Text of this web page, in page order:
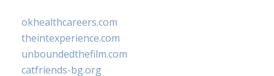
okhealthcareers.com
theintexperience.com
unboundedthefilm.com
catfriends-bg.org